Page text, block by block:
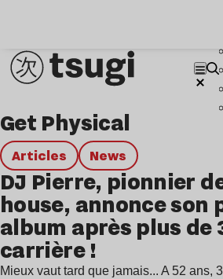
Pop
Disco
Hardcore
Global Club
Nu Jazz
Indie
Get Physical
Articles news
DJ Pierre, pionnier
house, annonce son
album après plus de
carrière !
Mieux vaut tard que jamais... A 52 ans,